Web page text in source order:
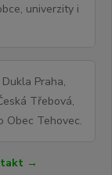
univerzity i
Praha,
Třebová,
Obec Tehovec.
→